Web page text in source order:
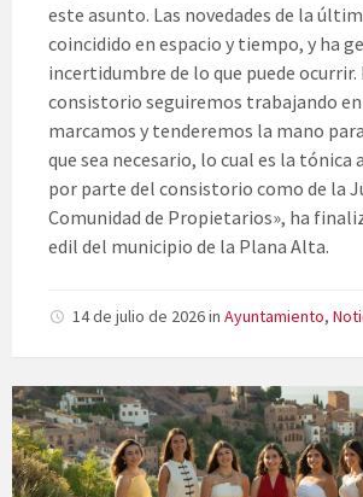
este asunto. Las novedades de la
coincidido en espacio y tiempo, y ha
incertidumbre de lo que puede ocurrir.
consistorio seguiremos trabajando en
marcamos y tenderemos la mano
que sea necesario, lo cual es la tónica
por parte del consistorio como de la
Comunidad de Propietarios», ha
edil del municipio de la Plana Alta.
14 de julio de 2026in Ayuntamiento,